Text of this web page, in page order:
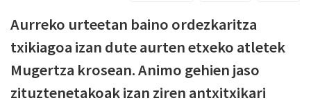
Aurreko urteetan baino ordezkaritza
txikiagoa izan dute aurten etxeko atletek
Mugertza krosean. Animo gehien jaso
zituztenetakoak izan ziren antxitxikari